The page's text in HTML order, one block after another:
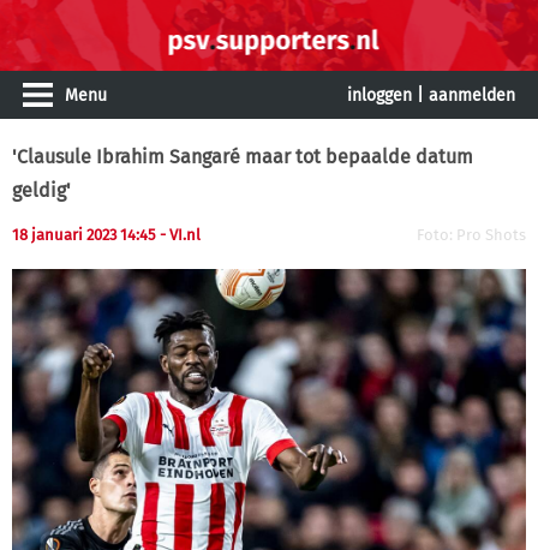
Menu inloggen aanmelden
'Clausule Ibrahim Sangaré maar tot bepaalde datum
geldig'
18 januari 2023 14:45 - VI.nl Foto: Pro Shots